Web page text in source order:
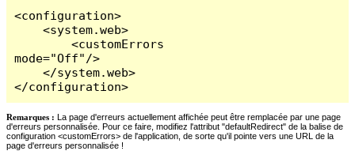
<configuration>
    <system.web>
        <customErrors
mode="Off"/>
    </system.web>
</configuration>
Remarques : La page d'erreurs actuellement affichée peut être remplacée par une page
d'erreurs personnalisée. Pour ce faire, modifiez l'attribut "defaultRedirect" de la balise de
configuration <customErrors> de l'application, de sorte qu'il pointe vers une URL de la
page d'erreurs personnalisée !